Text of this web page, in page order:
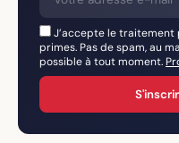
J’accepte le traitement
primes. Pas de spam, au
possible à tout moment.